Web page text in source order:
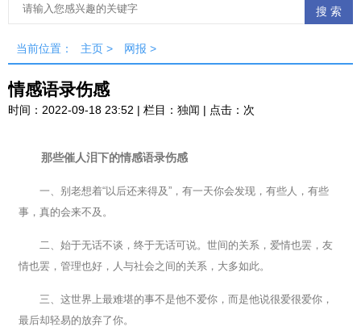
当前位置： 主页 > 网报 >
情感语录伤感
时间：2022-09-18 23:52 | 栏目： 独闻 | 点击： 次
那些催人泪下的情感语录伤感
一、别老想着“以后还来得及”，有一天你会发现，有些人，有些
事，真的会来不及。
二、始于无话不谈，终于无话可说。世间的关系，爱情也罢，友
情也罢，管理也好，人与社会之间的关系，大多如此。
三、这世界上最难堪的事不是他不爱你，而是他说很爱很爱你，
最后却轻易的放弃了你。